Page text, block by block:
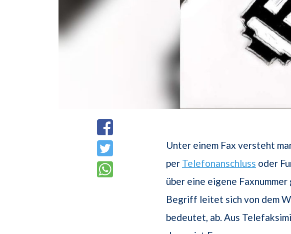
Unter einem Fax versteht
per Telefonanschluss oder
über eine eigene
Begriff leitet sich von dem
bedeutet, ab. Aus